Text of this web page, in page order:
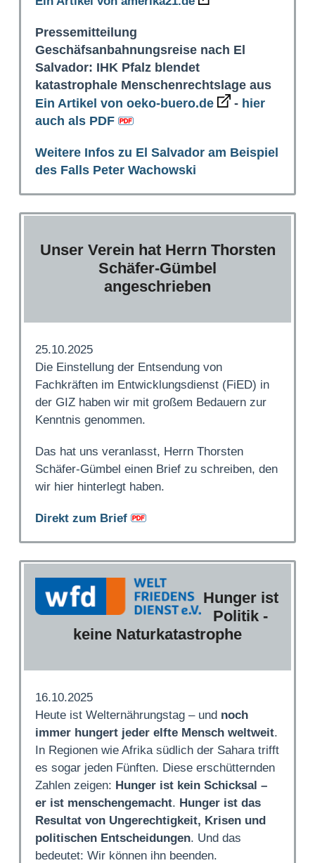
Pressemitteilung
Geschäfsanbahnungsreise nach El
Salvador: IHK Pfalz blendet
katastrophale Menschenrechtslage aus
Ein Artikel von oeko-buero.de
- hier
auch als PDF
Weitere Infos zu El Salvador am Beispiel
des Falls Peter Wachowski
Unser Verein hat Herrn Thorsten
Schäfer-Gümbel
angeschrieben
25.10.2025
Die Einstellung der Entsendung von
Fachkräften im Entwicklungsdienst (FiED) in
der GIZ haben wir mit großem Bedauern zur
Kenntnis genommen.
Das hat uns veranlasst, Herrn Thorsten
Schäfer-Gümbel einen Brief zu schreiben, den
wir hier hinterlegt haben.
Direkt zum Brief
Hunger ist
Politik -
keine Naturkatastrophe
16.10.2025
Heute ist Welternährungstag – und noch
immer hungert jeder elfte Mensch weltweit.
In Regionen wie Afrika südlich der Sahara trifft
es sogar jeden Fünften. Diese erschütternden
Zahlen zeigen: Hunger ist kein Schicksal –
er ist menschengemacht. Hunger ist das
Resultat von Ungerechtigkeit, Krisen und
politischen Entscheidungen. Und das
bedeutet: Wir können ihn beenden.